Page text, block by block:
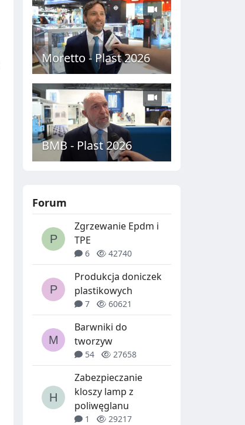
Moretto - Plast 2026
BMB - Plast 2026
Forum
Zgrzewanie Epdm i
TPE
6 42740
Produkcja doniczek
plastikowych
7 60621
Barwniki do
tworzyw
54 27658
Zabezpieczanie
kloszy lamp z
poliwęglanu
1 29217